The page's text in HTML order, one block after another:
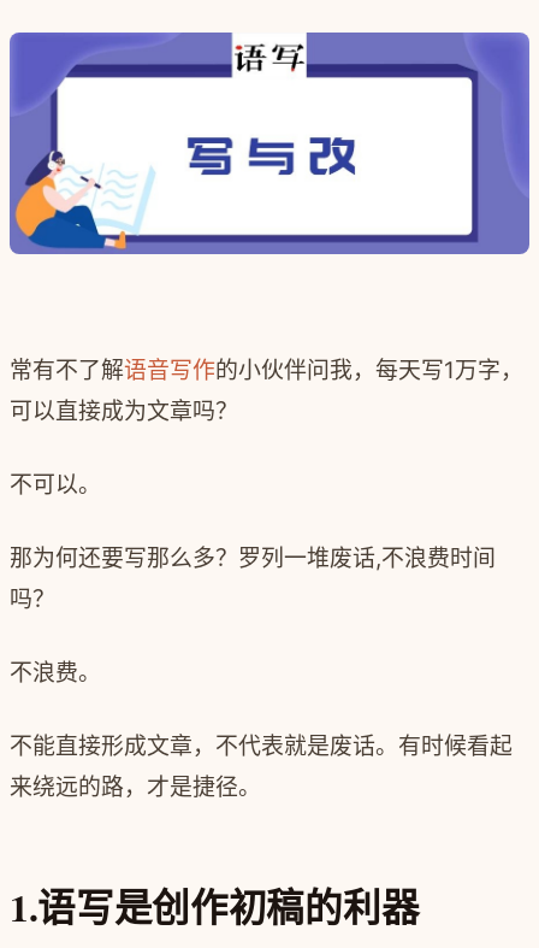
常有不了解语音写作的小伙伴问我，每天写1万字，
可以直接成为文章吗？
不可以。
那为何还要写那么多？罗列一堆废话,不浪费时间
吗？
不浪费。
不能直接形成文章，不代表就是废话。有时候看起
来绕远的路，才是捷径。
1.语写是创作初稿的利器